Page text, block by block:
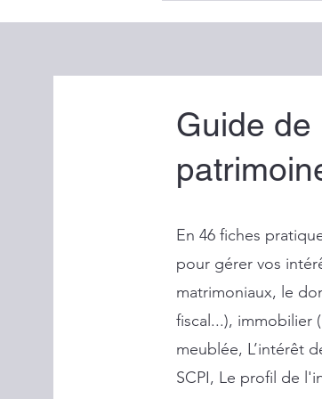
Guide de
En 46 fiches
pour gérer vos
matrimoniaux, le
fiscal...), immobilier
meublée, L’intérêt
SCPI, Le profil de